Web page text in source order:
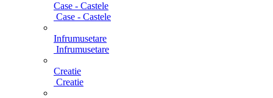
Case - Castele
Case - Castele
Infrumusetare
Infrumusetare
Creatie
Creatie